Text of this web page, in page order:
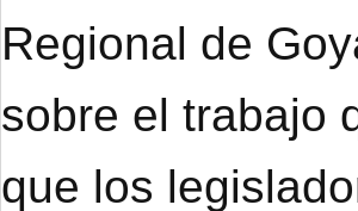
Regional de
sobre el trabajo
que los